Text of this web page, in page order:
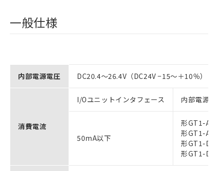
一般仕様
内部電源電圧 DC20.4～26.4V（DC24V −15～＋10％） ＊
消費電流
I/Oユニットインタフェース 内部電源
50mA以下
形GT1-
形GT1-
形GT1-
形GT1-